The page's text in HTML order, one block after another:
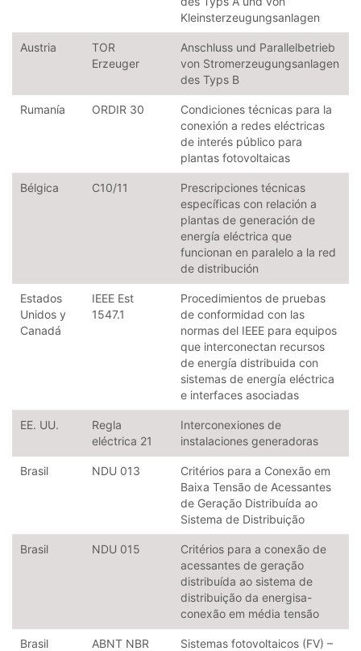
Kleinsterzeugungsanlagen
Austria
TOR
Erzeuger
Anschluss und Parallelbetrieb
von Stromerzeugungsanlagen
des Typs B
Rumanía ORDIR 30
Condiciones técnicas para la
conexión a redes eléctricas
de interés público para
plantas fotovoltaicas
Bélgica C10/11
Prescripciones técnicas
específicas con relación a
plantas de generación de
energía eléctrica que
funcionan en paralelo a la red
de distribución
Estados
Unidos y
Canadá
IEEE Est
1547.1
Procedimientos de pruebas
de conformidad con las
normas del IEEE para equipos
que interconectan recursos
de energía distribuida con
sistemas de energía eléctrica
e interfaces asociadas
EE. UU.
Regla
eléctrica 21
Interconexiones de
instalaciones generadoras
Brasil NDU 013
Critérios para a Conexão em
Baixa Tensão de Acessantes
de Geração Distribuída ao
Sistema de Distribuição
Brasil NDU 015
Critérios para a conexão de
acessantes de geração
distribuída ao sistema de
distribuição da energisa-
conexão em média tensão
Brasil
ABNT NBR
Sistemas fotovoltaicos (FV) –